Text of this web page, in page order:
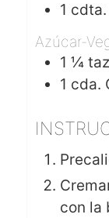
1 cdta.
Azúcar-
1 ¼
1 cda.
con la